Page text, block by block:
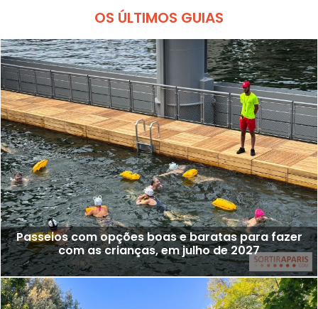
OS ÚLTIMOS GUIAS
Passeios com opções boas e baratas para fazer
com as crianças, em julho de 2027